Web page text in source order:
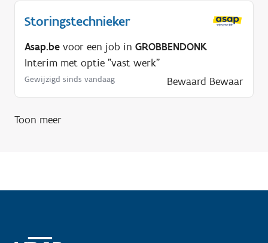
n
o
?
Storingstechnieker
Asap.be voor een job in GROBBENDONK
Interim met optie "vast werk"
Gewijzigd sinds vandaag Bewaard Bewaar
Toon meer